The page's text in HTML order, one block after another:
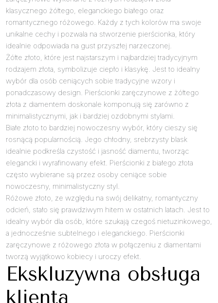
klasycznego żółtego, eleganckiego białego oraz
romantycznego różowego. Każdy z tych kolorów ma swoje
unikalne cechy i pozwala na stworzenie pierścionka, który
idealnie odpowiada na gust przyszłej narzeczonej.
Żółte złoto, które jest najstarszym i najbardziej tradycyjnym
rodzajem złota, symbolizuje ciepło i klasykę. Jest to idealny
wybór dla osób ceniących sobie tradycyjne wzory i
ponadczasowy design. Pierścionki zaręczynowe z żółtego
złota z diamentem doskonale komponują się zarówno z
minimalistycznymi, jak i bardziej ozdobnymi stylami.
Białe złoto to bardziej nowoczesny wybór, który cieszy się
rosnącą popularnością. Jego chłodny, srebrzysty blask
idealnie podkreśla czystość i jasność diamentu, tworząc
elegancki i wyrafinowany efekt. Pierścionki z białego złota
często wybierane są przez osoby ceniące sobie
nowoczesny, minimalistyczny styl.
Różowe złoto, ze względu na swój delikatny, romantyczny
odcień, stało się prawdziwym hitem w ostatnich latach. Jest to
idealny wybór dla osób, które szukają czegoś nietuzinkowego,
a jednocześnie subtelnego i eleganckiego. Pierścionki
zaręczynowe z różowego złota w połączeniu z diamentami
tworzą wyjątkowo kobiecy i uroczy efekt.
Ekskluzywna obsługa
klienta